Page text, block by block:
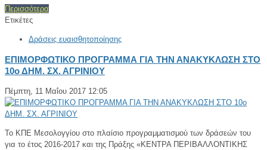
Περισσότερα
Ετικέτες
Δράσεις ευαισθητοποίησης
ΕΠΙΜΟΡΦΩΤΙΚΟ ΠΡΟΓΡΑΜΜΑ ΓΙΑ ΤΗΝ ΑΝΑΚΥΚΛΩΣΗ ΣΤΟ
10ο ΔΗΜ. ΣΧ. ΑΓΡΙΝΙΟΥ
Πέμπτη, 11 Μαΐου 2017 12:05
Το ΚΠΕ Μεσολογγίου στο πλαίσιο προγραμματισμού των δράσεών του
για το έτος 2016-2017 και της Πράξης «ΚΕΝΤΡΑ ΠΕΡΙΒΑΛΛΟΝΤΙΚΗΣ